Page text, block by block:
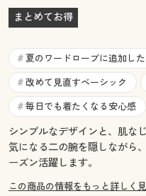
お気に入り
サポート
ご利用ガイド
よくある質問とお問い
サポート
よくある質問とお問い
まとめてお得
# 夏のワードローブに追加し
# 改めて見直すベーシック
# 毎日でも着たくなる安心感
シンプルなデザインと、肌な
気になる二の腕を隠しながら
ーズン活躍します。
この商品の情報をもっと詳しく